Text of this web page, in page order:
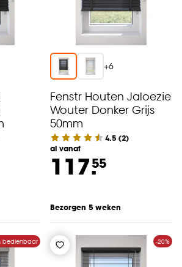
+6
Fenstr Houten Jaloezie
Wouter Donker Grijs
50mm
4.5 (2)
al vanaf
117.55
Bezorgen 5 weken
bedienbaar -20%